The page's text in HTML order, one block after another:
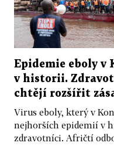
Epidemie eboly v
v historii.
chtějí rozšířit
Virus eboly, který v
nejhorších epidemií v
zdravotníci. Afričtí